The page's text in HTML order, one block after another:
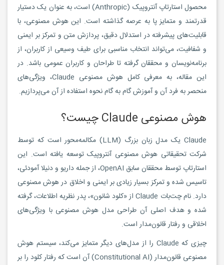
محصول استارتاپ آنتروپیک (Anthropic) است، به عنوان یک دستیار
قدرتمند و متمایز پا به عرصه گذاشته است. این هوش مصنوعی، با
قابلیت‌های پیشرفته در استدلال دقیق، پردازش متن و تمرکز بر ایمنی
و شفافیت، می‌تواند انتخاب مناسبی برای طیف وسیعی از کاربران، از
برنامه‌نویسان و محققان گرفته تا طراحان و کاربران عمومی باشد. در
این مقاله، به معرفی کامل هوش مصنوعی Claude، ویژگی‌های
منحصر به فرد آن و آموزش گام به گام نحوه استفاده از آن می‌پردازیم.
هوش مصنوعی Claude چیست؟
Claude یک مدل زبان بزرگ (LLM) مکالمه‌محور است که توسط
شرکت تحقیقاتی هوش مصنوعی آنتروپیک توسعه یافته است. این
استارتاپ توسط محققان سابق OpenAI، از جمله داریو و دنیلا آمودئی،
تاسیس شده و تمرکز بسیار زیادی بر ایمنی و اخلاق در هوش مصنوعی
دارد. نام چت‌بات Claude از «کلود شانون»، پدر نظریه اطلاعات، گرفته
شده و هدف اصلی آن طراحی مدل هوش مصنوعی با ویژگی‌های
اخلاقی و رفتار قانون‌مدار است.
چیزی که Claude را از مدل‌های دیگر متمایز می‌کند، سیستم هوش
مصنوعی قانون‌مدار (Constitutional AI) آن است که رفتار کلود را بر